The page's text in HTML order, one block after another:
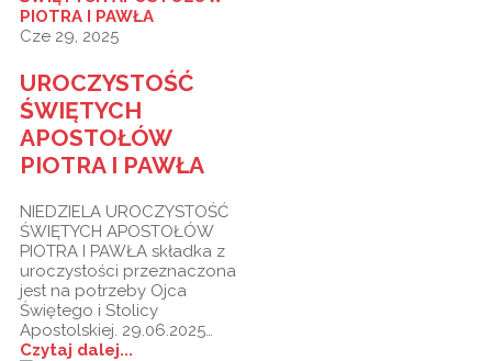
Cze 29, 2025
UROCZYSTOŚĆ
ŚWIĘTYCH
APOSTOŁÓW
PIOTRA I PAWŁA
NIEDZIELA UROCZYSTOŚĆ
ŚWIĘTYCH APOSTOŁÓW
PIOTRA I PAWŁA składka z
uroczystości przeznaczona
jest na potrzeby Ojca
Świętego i Stolicy
Apostolskiej. 29.06.2025…
Czytaj dalej...